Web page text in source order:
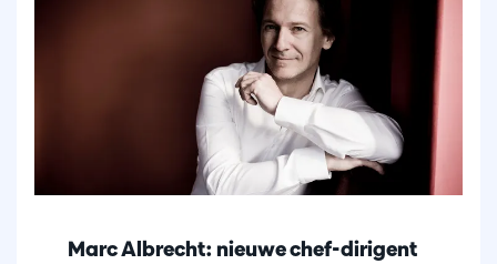
Marc Albrecht: nieuwe chef-dirigent